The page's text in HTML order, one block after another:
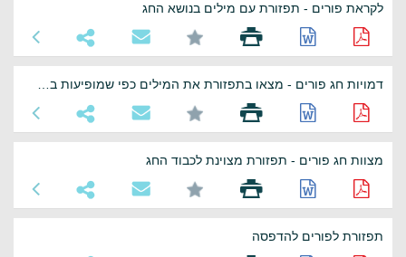
לקראת פורים - תפזורת עם מילים בנושא החג
מצוות חג פורים - תפזורת מצוינת לכבוד החג
תפזורת לפורים להדפסה